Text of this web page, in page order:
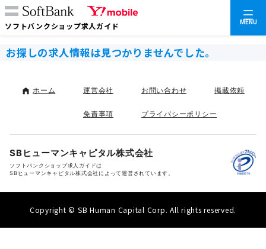
ソフトバンクショップ求人ガイド MENU
お探しの求人情報は見つかりませんでした。
ホーム 運営会社 お問い合わせ 掲載依頼
免責事項 プライバシーポリシー
SBヒューマンキャピタル株式会社
ソフトバンクショップ求人ガイドは
SBヒューマンキャピタル株式会社によって運営されています。
Copyright © SB Human Capital Corp. All rights reserved.